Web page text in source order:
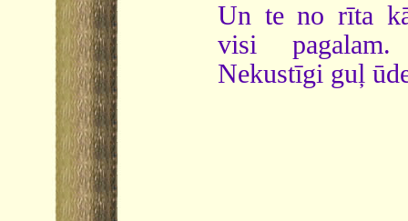
Un te no rīta
visi
Nekustīgi guļ